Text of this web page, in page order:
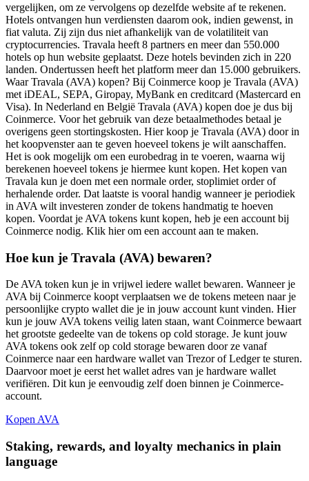
vergelijken, om ze vervolgens op dezelfde website af te rekenen.
Hotels ontvangen hun verdiensten daarom ook, indien gewenst, in
fiat valuta. Zij zijn dus niet afhankelijk van de volatiliteit van
cryptocurrencies. Travala heeft 8 partners en meer dan 550.000
hotels op hun website geplaatst. Deze hotels bevinden zich in 220
landen. Ondertussen heeft het platform meer dan 15.000 gebruikers.
Waar Travala (AVA) kopen? Bij Coinmerce koop je Travala (AVA)
met iDEAL, SEPA, Giropay, MyBank en creditcard (Mastercard en
Visa). In Nederland en België Travala (AVA) kopen doe je dus bij
Coinmerce. Voor het gebruik van deze betaalmethodes betaal je
overigens geen stortingskosten. Hier koop je Travala (AVA) door in
het koopvenster aan te geven hoeveel tokens je wilt aanschaffen.
Het is ook mogelijk om een eurobedrag in te voeren, waarna wij
berekenen hoeveel tokens je hiermee kunt kopen. Het kopen van
Travala kun je doen met een normale order, stoplimiet order of
herhalende order. Dat laatste is vooral handig wanneer je periodiek
in AVA wilt investeren zonder de tokens handmatig te hoeven
kopen. Voordat je AVA tokens kunt kopen, heb je een account bij
Coinmerce nodig. Klik hier om een account aan te maken.
Hoe kun je Travala (AVA) bewaren?
De AVA token kun je in vrijwel iedere wallet bewaren. Wanneer je
AVA bij Coinmerce koopt verplaatsen we de tokens meteen naar je
persoonlijke crypto wallet die je in jouw account kunt vinden. Hier
kun je jouw AVA tokens veilig laten staan, want Coinmerce bewaart
het grootste gedeelte van de tokens op cold storage. Je kunt jouw
AVA tokens ook zelf op cold storage bewaren door ze vanaf
Coinmerce naar een hardware wallet van Trezor of Ledger te sturen.
Daarvoor moet je eerst het wallet adres van je hardware wallet
verifiëren. Dit kun je eenvoudig zelf doen binnen je Coinmerce-
account.
Kopen AVA
Staking, rewards, and loyalty mechanics in plain
language